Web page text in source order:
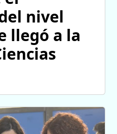
nivel
llegó a la